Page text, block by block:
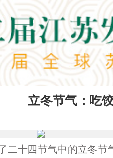
立冬节气：吃
十四节气中的立冬节